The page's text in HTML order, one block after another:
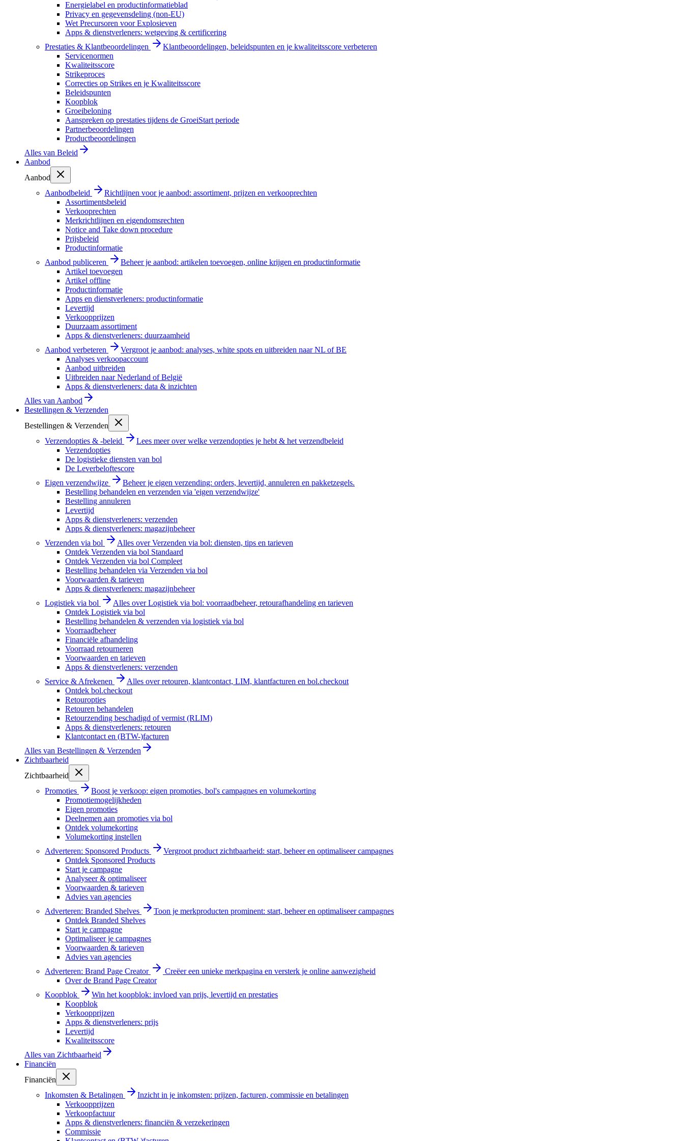
Energielabel en productinformatieblad
Privacy en gegevensdeling (non-EU)
Wet Precursoren voor Explosieven
Apps & dienstverleners: wetgeving & certificering
Prestaties & Klantbeoordelingen
Klantbeoordelingen, beleidspunten en je kwaliteitsscore verbeteren
Servicenormen
Kwaliteitsscore
Strikeproces
Correcties op Strikes en je Kwaliteitsscore
Beleidspunten
Koopblok
Groeibeloning
Aanspreken op prestaties tijdens de GroeiStart periode
Partnerbeoordelingen
Productbeoordelingen
Alles van Beleid
Aanbod
Aanbod
Aanbodbeleid
Richtlijnen voor je aanbod: assortiment, prijzen en verkooprechten
Assortimentsbeleid
Verkooprechten
Merkrichtlijnen en eigendomsrechten
Notice and Take down procedure
Prijsbeleid
Productinformatie
Aanbod publiceren
Beheer je aanbod: artikelen toevoegen, online krijgen en productinformatie
Artikel toevoegen
Artikel offline
Productinformatie
Apps en dienstverleners: productinformatie
Levertijd
Verkoopprijzen
Duurzaam assortiment
Apps & dienstverleners: duurzaamheid
Aanbod verbeteren
Vergroot je aanbod: analyses, white spots en uitbreiden naar NL of BE
Analyses verkoopaccount
Aanbod uitbreiden
Uitbreiden naar Nederland of België
Apps & dienstverleners: data & inzichten
Alles van Aanbod
Bestellingen & Verzenden
Bestellingen & Verzenden
Verzendopties & -beleid
Lees meer over welke verzendopties je hebt & het verzendbeleid
Verzendopties
De logistieke diensten van bol
De Leverbeloftescore
Eigen verzendwijze
Beheer je eigen verzending: orders, levertijd, annuleren en pakketzegels.
Bestelling behandelen en verzenden via 'eigen verzendwijze'
Bestelling annuleren
Levertijd
Apps & dienstverleners: verzenden
Apps & dienstverleners: magazijnbeheer
Verzenden via bol
Alles over Verzenden via bol: diensten, tips en tarieven
Ontdek Verzenden via bol Standaard
Ontdek Verzenden via bol Compleet
Bestelling behandelen via Verzenden via bol
Voorwaarden & tarieven
Apps & dienstverleners: magazijnbeheer
Logistiek via bol
Alles over Logistiek via bol: voorraadbeheer, retourafhandeling en tarieven
Ontdek Logistiek via bol
Bestelling behandelen & verzenden via logistiek via bol
Voorraadbeheer
Financiële afhandeling
Voorraad retourneren
Voorwaarden en tarieven
Apps & dienstverleners: verzenden
Service & Afrekenen
Alles over retouren, klantcontact, LIM, klantfacturen en bol.checkout
Ontdek bol.checkout
Retouropties
Retouren behandelen
Retourzending beschadigd of vermist (RLIM)
Apps & dienstverleners: retouren
Klantcontact en (BTW-)facturen
Alles van Bestellingen & Verzenden
Zichtbaarheid
Zichtbaarheid
Promoties
Boost je verkoop: eigen promoties, bol's campagnes en volumekorting
Promotiemogelijkheden
Eigen promoties
Deelnemen aan promoties via bol
Ontdek volumekorting
Volumekorting instellen
Adverteren: Sponsored Products
Vergroot product zichtbaarheid: start, beheer en optimaliseer campagnes
Ontdek Sponsored Products
Start je campagne
Analyseer & optimaliseer
Voorwaarden & tarieven
Advies van agencies
Adverteren: Branded Shelves
Toon je merkproducten prominent: start, beheer en optimaliseer campagnes
Ontdek Branded Shelves
Start je campagne
Optimaliseer je campagnes
Voorwaarden & tarieven
Advies van agencies
Adverteren: Brand Page Creator
Creëer een unieke merkpagina en versterk je online aanwezigheid
Over de Brand Page Creator
Koopblok
Win het koopblok: invloed van prijs, levertijd en prestaties
Koopblok
Verkoopprijzen
Apps & dienstverleners: prijs
Levertijd
Kwaliteitsscore
Alles van Zichtbaarheid
Financiën
Financiën
Inkomsten & Betalingen
Inzicht in je inkomsten: prijzen, facturen, commissie en betalingen
Verkoopprijzen
Verkoopfactuur
Apps & dienstverleners: financiën & verzekeringen
Commissie